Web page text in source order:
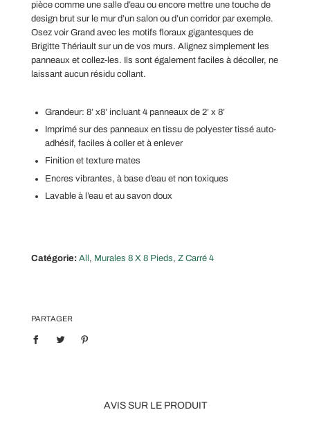
E
N
C
O
U
R
.
pièce comme une salle d’eau ou encore mettre une touche de
design brut sur le mur d’un salon ou d’un corridor par exemple.
Osez voir Grand avec les motifs floraux gigantesques de
Brigitte Thériault sur un de vos murs. Alignez simplement les
panneaux et collez-les. Ils sont également faciles à décoller, ne
laissant aucun résidu collant.
Grandeur: 8’ x8’ incluant 4 panneaux de 2’ x 8’
Imprimé sur des panneaux en tissu de polyester tissé auto-
adhésif, faciles à coller et à enlever
Finition et texture mates
Encres vibrantes, à base d’eau et non toxiques
Lavable à l’eau et au savon doux
Catégorie: All, Murales 8 X 8 Pieds, Z Carré 4
PARTAGER
AVIS SUR LE PRODUIT